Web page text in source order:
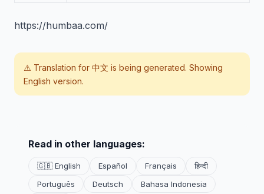
https://humbaa.com/
⚠️ Translation for 中文 is being generated. Showing
English version.
Read in other languages:
🇬🇧 English Español Français
हिन्दी
Português
Deutsch
Bahasa Indonesia